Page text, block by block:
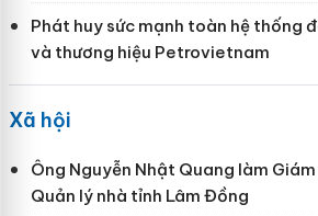
Phát huy sức mạnh toàn hệ thống
và thương hiệu Petrovietnam
Xã hội
Ông Nguyễn Nhật Quang làm
Quản lý nhà tỉnh Lâm Đồng